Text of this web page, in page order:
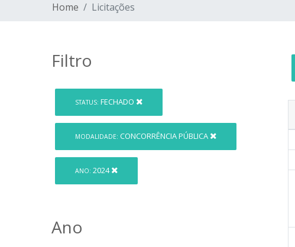
Home Licitações
Filtro
STATUS: FECHADO
MODALIDADE: CONCORRÊNCIA PÚBLICA
ANO: 2024
Ano